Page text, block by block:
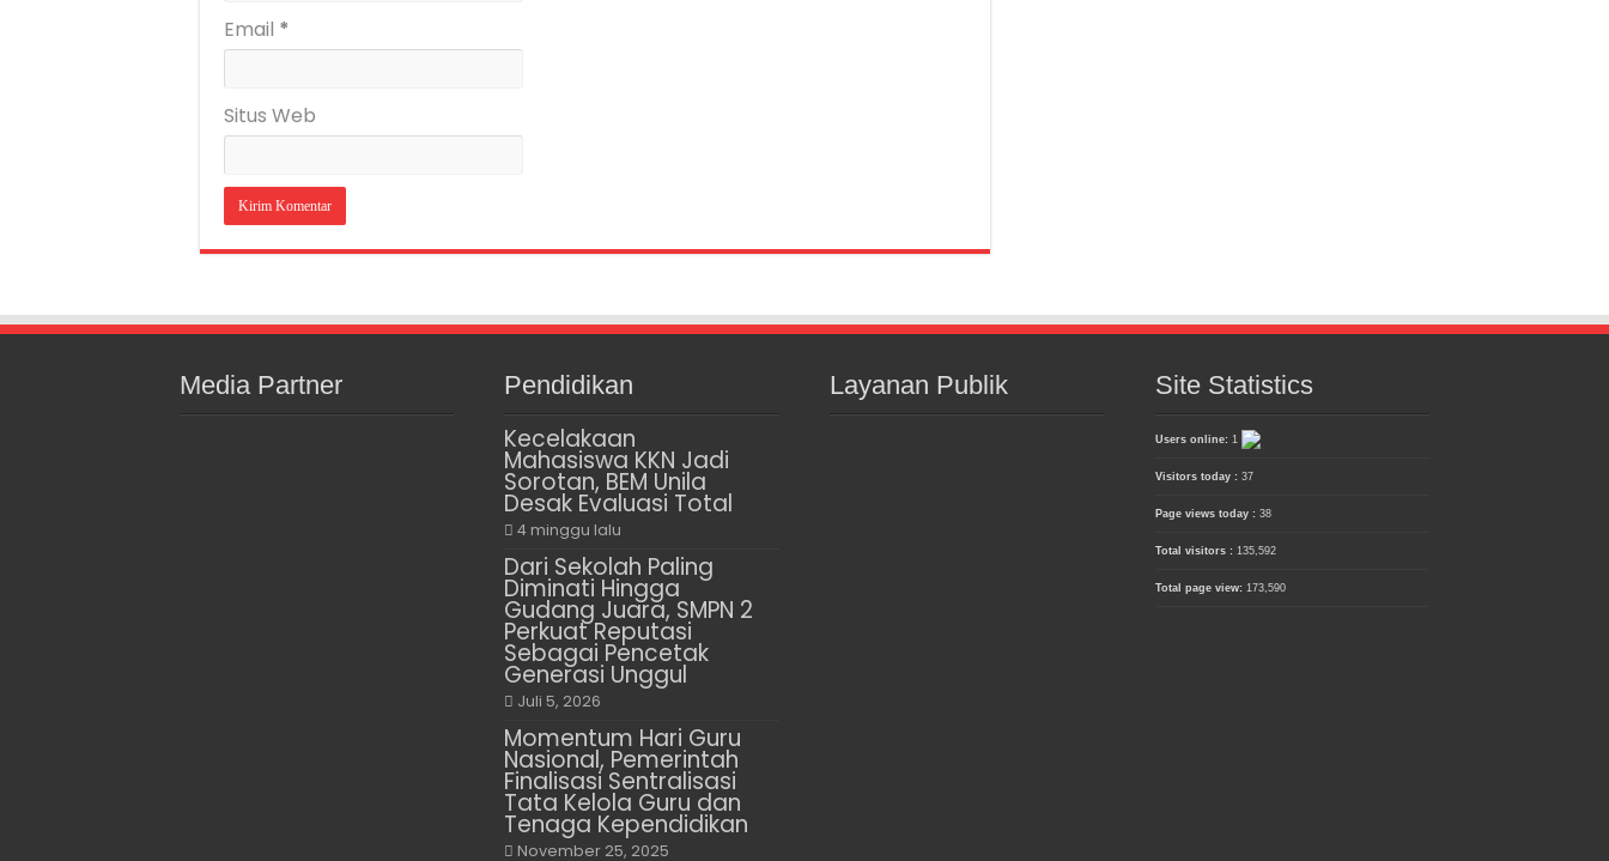
Email *
Situs Web
Media Partner Pendidikan
Kecelakaan
Mahasiswa KKN Jadi
Sorotan, BEM Unila
Desak Evaluasi Total
4 minggu lalu
Dari Sekolah Paling
Diminati Hingga
Gudang Juara, SMPN 2
Perkuat Reputasi
Sebagai Pencetak
Generasi Unggul
Juli 5, 2026
Momentum Hari Guru
Nasional, Pemerintah
Finalisasi Sentralisasi
Tata Kelola Guru dan
Tenaga Kependidikan
November 25, 2025
Layanan Publik Site Statistics
Users online: 1
Visitors today : 37
Page views today : 38
Total visitors : 135,592
Total page view: 173,590